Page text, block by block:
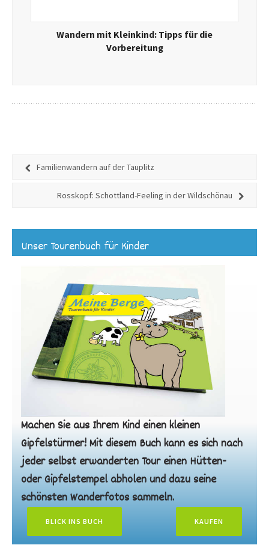
Wandern mit Kleinkind: Tipps für die
Vorbereitung
Familienwandern auf der Tauplitz
Rosskopf: Schottland-Feeling in der Wildschönau
Unser Tourenbuch für Kinder
Machen Sie aus Ihrem Kind einen kleinen
Gipfelstürmer! Mit diesem Buch kann es sich nach
jeder selbst erwanderten Tour einen Hütten-
oder Gipfelstempel abholen und dazu seine
schönsten Wanderfotos sammeln.
BLICK INS BUCH KAUFEN